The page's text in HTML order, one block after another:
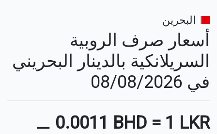
البحرين
أسعار صرف الروبية
السريلانكية بالدينار البحريني
في 08/08/2026
1 LKR
=
0.0011 BHD
⚊